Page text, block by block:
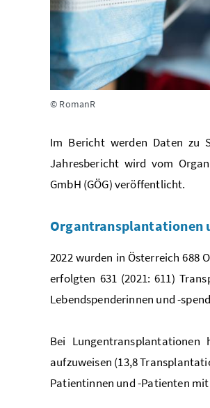
© RomanR
Im Bericht werden Daten zu
Jahresbericht wird vom
GmbH (GÖG) veröffentlicht.
Organtransplantationen
2022 wurden in Österreich 688
erfolgten 631 (2021: 611)
Lebendspenderinnen und -
Bei
aufzuweisen (13,8
Patientinnen und -Patienten